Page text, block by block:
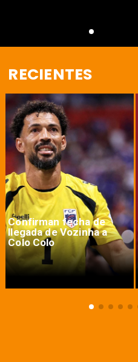
RECIENTES
Confirman fecha de
llegada de Vozinha a
Colo Colo